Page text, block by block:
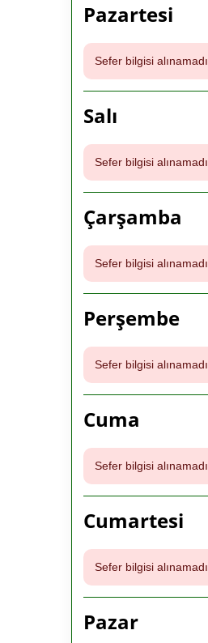
Pazartesi
Sefer bilgisi alınamadı.
Salı
Sefer bilgisi alınamadı.
Çarşamba
Sefer bilgisi alınamadı.
Perşembe
Sefer bilgisi alınamadı.
Cuma
Sefer bilgisi alınamadı.
Cumartesi
Sefer bilgisi alınamadı.
Pazar